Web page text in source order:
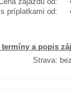
príplatkami od:
a popis
Strava: